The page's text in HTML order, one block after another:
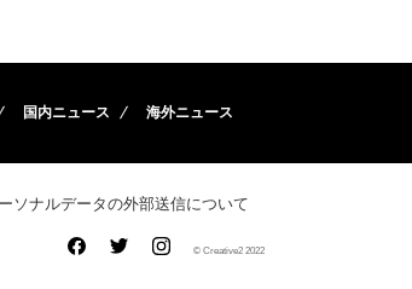
国内ニュース 海外ニュース
ソナルデータの外部送信について
© Creative2 2022